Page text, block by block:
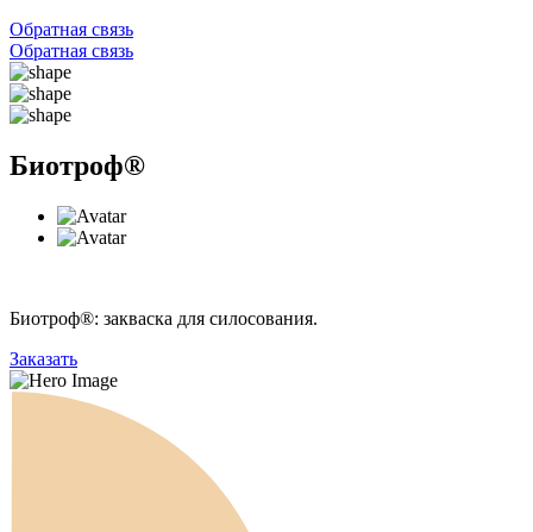
Обратная связь
Обратная связь
Биотроф®
Биотроф®: закваска для силосования.
Заказать